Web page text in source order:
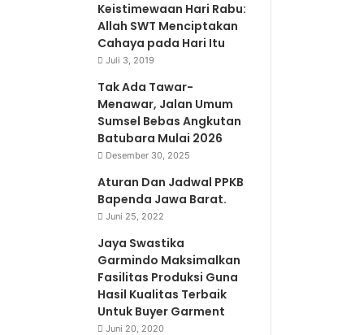
Keistimewaan Hari Rabu:
Allah SWT Menciptakan
Cahaya pada Hari Itu
Juli 3, 2019
Tak Ada Tawar-
Menawar, Jalan Umum
Sumsel Bebas Angkutan
Batubara Mulai 2026
Desember 30, 2025
Aturan Dan Jadwal PPKB
Bapenda Jawa Barat.
Juni 25, 2022
Jaya Swastika
Garmindo Maksimalkan
Fasilitas Produksi Guna
Hasil Kualitas Terbaik
Untuk Buyer Garment
Juni 20, 2020